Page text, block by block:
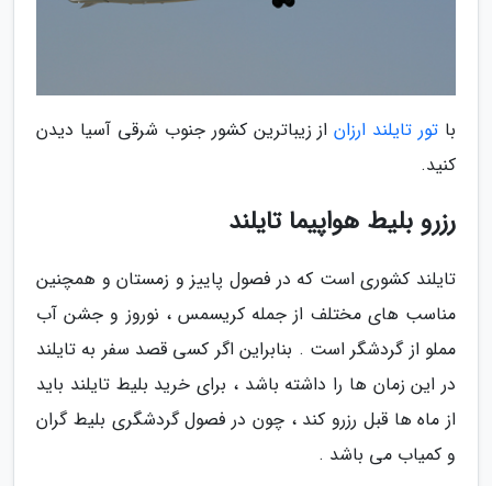
با تور تایلند ارزاناز زیباترین کشور جنوب شرقی آسیا دیدن
کنید.
رزرو بلیط هواپیما تایلند
تایلند کشوری است که در فصول پاییز و زمستان و همچنین
مناسب های مختلف از جمله کریسمس ، نوروز و جشن آب
مملو از گردشگر است . بنابراین اگر کسی قصد سفر به تایلند
در این زمان ها را داشته باشد ، برای خرید بلیط تایلند باید
از ماه ها قبل رزرو کند ، چون در فصول گردشگری بلیط گران
و کمیاب می باشد .